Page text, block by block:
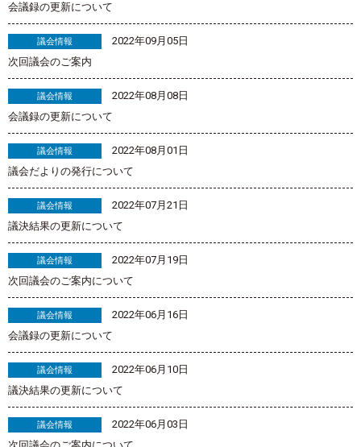
会議録の更新について
議会情報
2022年09月05日
次回議会のご案内
議会情報
2022年08月08日
会議録の更新について
議会情報
2022年08月01日
議会だよりの発行について
議会情報
2022年07月21日
議決結果の更新について
議会情報
2022年07月19日
次回議会のご案内について
議会情報
2022年06月16日
会議録の更新について
議会情報
2022年06月10日
議決結果の更新について
議会情報
2022年06月03日